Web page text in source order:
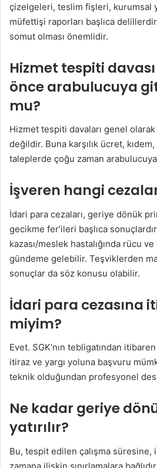
çizelgeleri, teslim fişleri, kurumsal
müfettişi raporları başlıca
somut olması önemlidir.
Hizmet tespiti
önce arabulucuya
mu?
Hizmet tespiti davaları genel
değildir. Buna karşılık ücret,
taleplerde çoğu zaman arabulucuya
İşveren hangi
İdari para cezaları, geriye dönük
gecikme fer’ileri başlıca
kazası/meslek hastalığında rücu
gündeme gelebilir. Teşviklerden
sonuçlar da söz konusu olabilir.
İdari para cezasına
miyim?
Evet. SGK’nın tebligatından
itiraz ve yargı yoluna başvuru
teknik olduğundan profesyonel
Ne kadar geriye
yatırılır?
Bu, tespit edilen çalışma süresine,
zamana ilişkin sınırlamalara